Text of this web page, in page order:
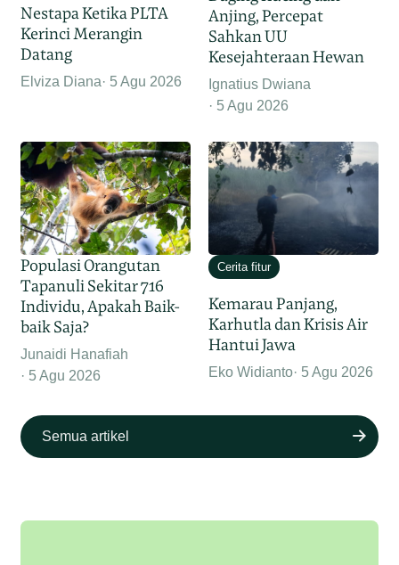
Nestapa Ketika PLTA
Kerinci Merangin
Datang
Elviza Diana 5 Agu 2026
Anjing, Percepat
Sahkan UU
Kesejahteraan Hewan
Ignatius Dwiana
5 Agu 2026
Populasi Orangutan
Tapanuli Sekitar 716
Individu, Apakah Baik-
baik Saja?
Junaidi Hanafiah
5 Agu 2026
Cerita fitur
Kemarau Panjang,
Karhutla dan Krisis Air
Hantui Jawa
Eko Widianto 5 Agu 2026
Semua artikel